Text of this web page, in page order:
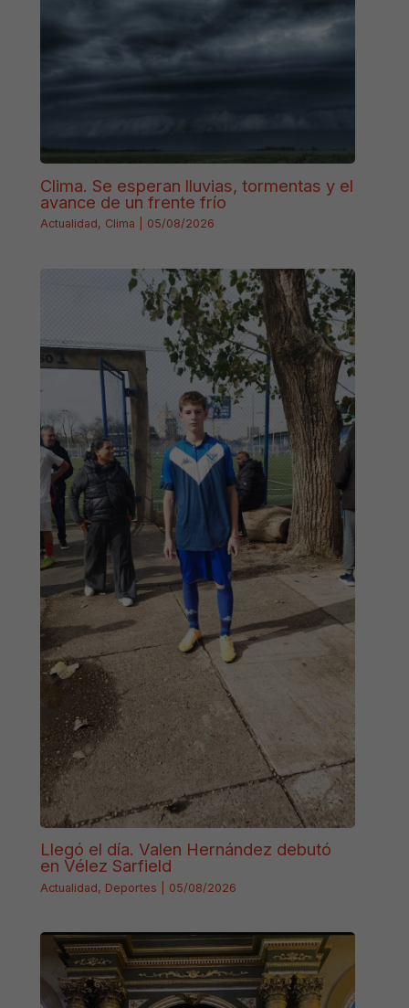
Clima. Se esperan lluvias, tormentas y el
avance de un frente frío
Actualidad, Clima 05/08/2026
Llegó el día. Valen Hernández debutó
en Vélez Sarfield
Actualidad, Deportes 05/08/2026